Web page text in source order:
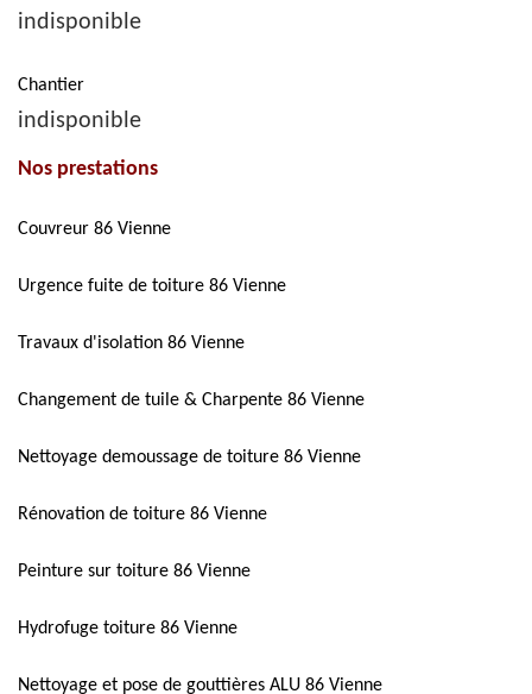
indisponible
Chantier
indisponible
Nos prestations
Couvreur 86 Vienne
Urgence fuite de toiture 86 Vienne
Travaux d'isolation 86 Vienne
Changement de tuile & Charpente 86 Vienne
Nettoyage demoussage de toiture 86 Vienne
Rénovation de toiture 86 Vienne
Peinture sur toiture 86 Vienne
Hydrofuge toiture 86 Vienne
Nettoyage et pose de gouttières ALU 86 Vienne